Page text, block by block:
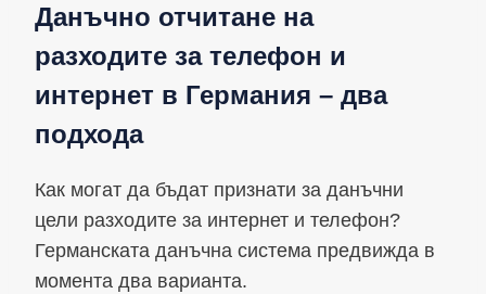
Данъчно отчитане на
разходите за телефон и
интернет в Германия – два
подхода
Как могат да бъдат признати за данъчни
цели разходите за интернет и телефон?
Германската данъчна система предвижда в
момента два варианта.